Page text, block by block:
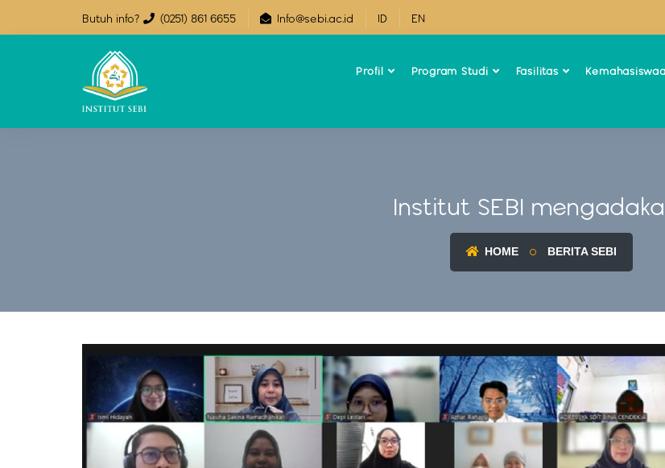
Butuh info? (0251) 861 6655 Info@sebi.ac.id ID EN
Profil Program Studi Fasilitas
Institut SEBI
HOME BERITA SEBI